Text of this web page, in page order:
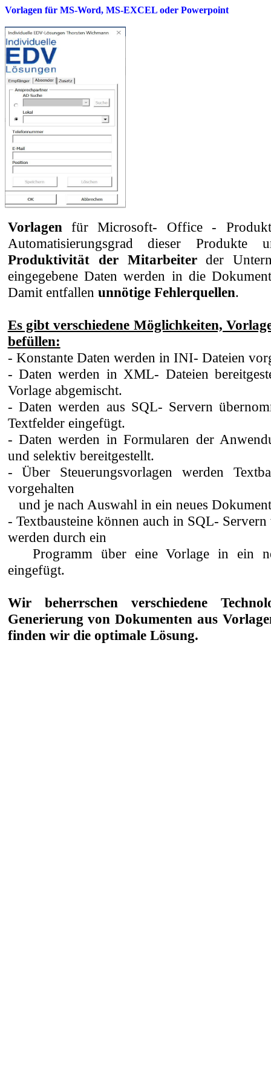
Vorlagen für MS-Word, MS-EXCEL oder Powerpoint
Vorlagenfür Microsoft- Office -
Automatisierungsgrad dieser
Produktivität der Mitarbeiterder
eingegebene Daten werden in die
Damit entfallen unnötige Fehlerquellen.
Es gibt verschiedene Möglichkeiten,
befüllen:
- Konstante Daten werden in INI- Dateien
- Daten werden in XML- Dateien
Vorlage abgemischt.
- Daten werden aus SQL- Servern
Textfelder eingefügt.
- Daten werden in Formularen der
und selektiv bereitgestellt.
- Über Steuerungsvorlagen werden
vorgehalten
und je nach Auswahl in ein neues
- Textbausteine können auch in SQL-
werden durch ein
Programm über eine Vorlage in ein
eingefügt.
Wir beherrschen verschiedene
Generierung von Dokumenten aus
finden wir die optimale Lösung.